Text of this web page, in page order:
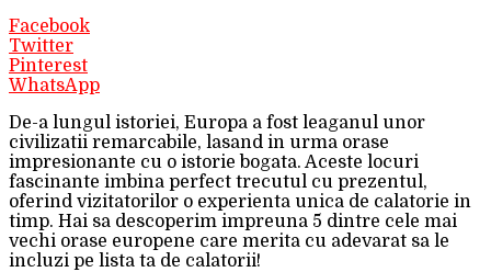
Facebook
Twitter
Pinterest
WhatsApp
De-a lungul istoriei, Europa a fost leaganul unor
civilizatii remarcabile, lasand in urma orase
impresionante cu o istorie bogata. Aceste locuri
fascinante imbina perfect trecutul cu prezentul,
oferind vizitatorilor o experienta unica de calatorie in
timp. Hai sa descoperim impreuna 5 dintre cele mai
vechi orase europene care merita cu adevarat sa le
incluzi pe lista ta de calatorii!